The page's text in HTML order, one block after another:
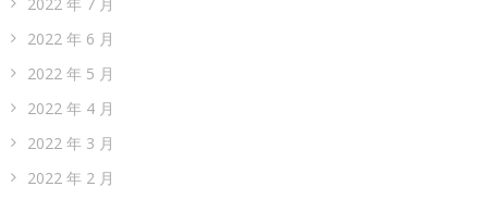
2022 年 6 月
2022 年 5 月
2022 年 4 月
2022 年 3 月
2022 年 2 月